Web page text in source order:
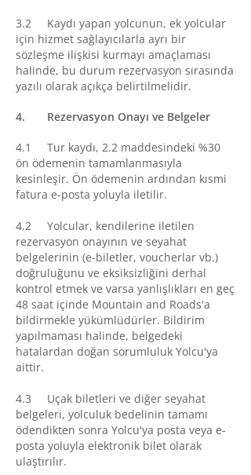
3.2 Kaydı yapan yolcunun, ek yolcular
için hizmet sağlayıcılarla ayrı bir
sözleşme ilişkisi kurmayı amaçlaması
halinde, bu durum rezervasyon sırasında
yazılı olarak açıkça belirtilmelidir.
4. Rezervasyon Onayı ve Belgeler
4.1 Tur kaydı, 2.2 maddesindeki %30
ön ödemenin tamamlanmasıyla
kesinleşir. Ön ödemenin ardından kısmi
fatura e-posta yoluyla iletilir.
4.2 Yolcular, kendilerine iletilen
rezervasyon onayının ve seyahat
belgelerinin (e-biletler, voucherlar vb.)
doğruluğunu ve eksiksizliğini derhal
kontrol etmek ve varsa yanlışlıkları en geç
48 saat içinde Mountain and Roads'a
bildirmekle yükümlüdürler. Bildirim
yapılmaması halinde, belgedeki
hatalardan doğan sorumluluk Yolcu'ya
aittir.
4.3 Uçak biletleri ve diğer seyahat
belgeleri, yolculuk bedelinin tamamı
ödendikten sonra Yolcu'ya posta veya e-
posta yoluyla elektronik bilet olarak
ulaştırılır.